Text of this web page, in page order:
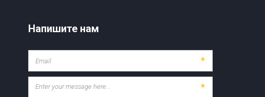
Напишите нам
*
*